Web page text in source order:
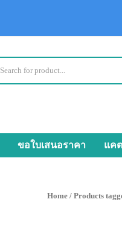
ขอใบเสนอราคา แค
Home / Products